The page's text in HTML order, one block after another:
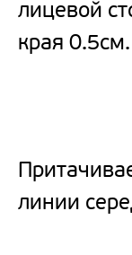
лицевой
края 0.5см.
линии